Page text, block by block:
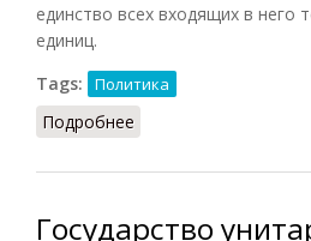
единство всех входящих в него
единиц.
Tags:
Политика
Подробнее
Государство